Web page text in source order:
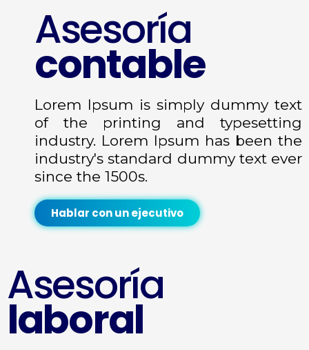
Asesoría
contable
Lorem Ipsum is simply dummy text
of the printing and typesetting
industry. Lorem Ipsum has been the
industry's standard dummy text ever
since the 1500s.
Hablar con un ejecutivo
Asesoría
laboral